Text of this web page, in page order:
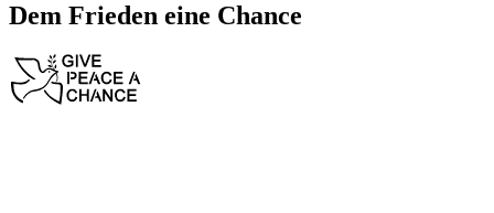
Dem Frieden eine Chance